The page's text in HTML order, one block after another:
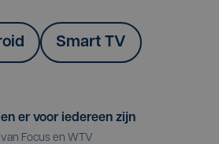
Smart TV
er voor iedereen zijn
Focus en WTV